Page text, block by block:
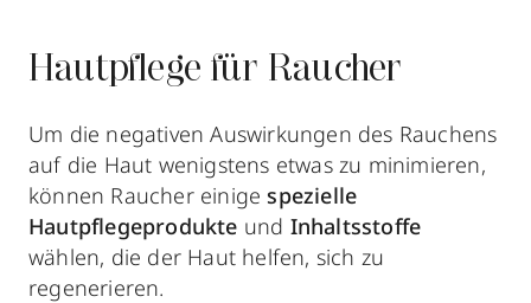
Hautpflege für Raucher
Um die negativen Auswirkungen des Rauchens
auf die Haut wenigstens etwas zu minimieren,
können Raucher einige spezielle
Hautpflegeprodukte und Inhaltsstoffe
wählen, die der Haut helfen, sich zu
regenerieren.